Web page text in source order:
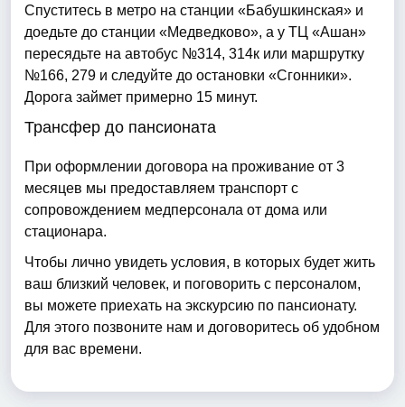
Спуститесь в метро на станции «Бабушкинская» и
доедьте до станции «Медведково», а у ТЦ «Ашан»
пересядьте на автобус №314, 314к или маршрутку
№166, 279 и следуйте до остановки «Сгонники».
Дорога займет примерно 15 минут.
Трансфер до пансионата
При оформлении договора на проживание от 3
месяцев мы предоставляем транспорт с
сопровождением медперсонала от дома или
стационара.
Чтобы лично увидеть условия, в которых будет жить
ваш близкий человек, и поговорить с персоналом,
вы можете приехать на экскурсию по пансионату.
Для этого позвоните нам и договоритесь об удобном
для вас времени.